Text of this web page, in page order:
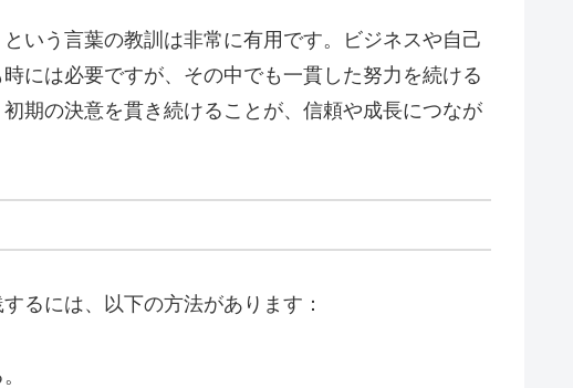
という言葉の教訓は非常に有用です。ビジネスや自己
には必要ですが、その中でも一貫した努力を続ける
期の決意を貫き続けることが、信頼や成長につなが
るには、以下の方法があります：